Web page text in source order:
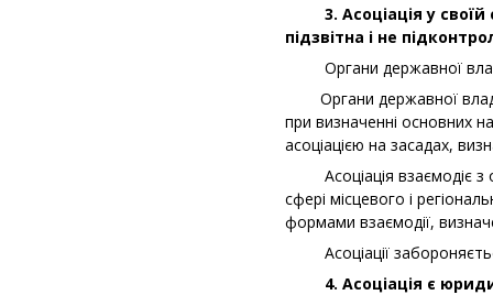
3. Асоціація у своїй
підзвітна і не
Органи державної влади
Органи державної влади
при визначенні основних
асоціацією на засадах,
Асоціація взаємодіє з
сфері місцевого і
формами взаємодії,
Асоціації
4. Асоціація є